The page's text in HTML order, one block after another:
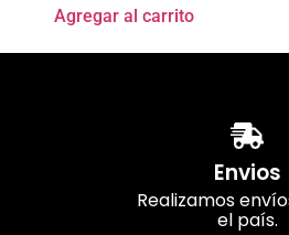
Agregar al carrito
Envios
Realizamos
el país.